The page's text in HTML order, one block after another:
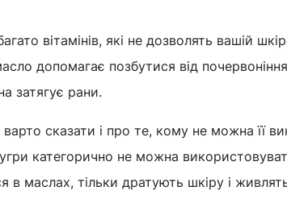
вітамінів, які не дозволять вашій
допомагає позбутися від
затягує рани.
варто сказати і про те, кому не можна її
категорично не можна
в маслах, тільки дратують шкіру і